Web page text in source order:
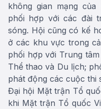
không gian mạng
phối hợp với các đài
sóng. Hội cũng có kế
ở các khu vực trong
phối hợp với Trung
Thể thao và Du lịch;
phát động các cuộc thi
Đại hội Mặt trận Tổ
khi Mặt trận Tổ quốc